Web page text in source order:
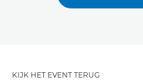
KIJK HET EVENT TERUG